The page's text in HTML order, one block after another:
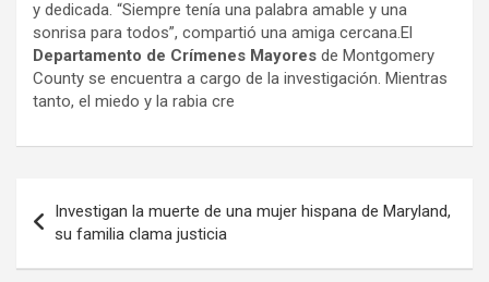
y dedicada. “Siempre tenía una palabra amable y una
sonrisa para todos”, compartió una amiga cercana.El
Departamento de Crímenes Mayores de Montgomery
County se encuentra a cargo de la investigación. Mientras
tanto, el miedo y la rabia cre
de
entradas
Investigan la muerte de una mujer hispana de Maryland,
su familia clama justicia